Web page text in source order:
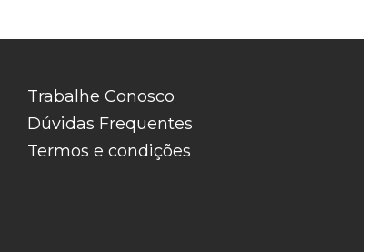
Trabalhe Conosco
Dúvidas Frequentes
Termos e condições